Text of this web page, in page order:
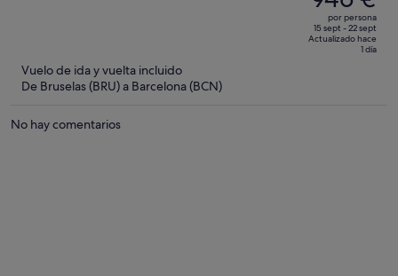
era
de
3244 €,
por persona
15 sept - 22 sept
Actualizado hace
1 día
Vuelo de ida y vuelta incluido
De Bruselas (BRU) a Barcelona (BCN)
No hay comentarios